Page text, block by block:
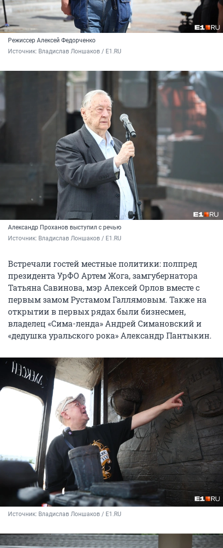
Режиссер Алексей Федорченко
Источник: Владислав Лоншаков / E1.RU
Александр Проханов выступил с речью
Источник: Владислав Лоншаков / E1.RU
Встречали гостей местные политики: полпред
президента УрФО Артем Жога, замгубернатора
Татьяна Савинова, мэр Алексей Орлов вместе с
первым замом Рустамом Галлямовым. Также на
открытии в первых рядах были бизнесмен,
владелец «Сима-ленда» Андрей Симановский и
«дедушка уральского рока» Александр Пантыкин.
Источник: Владислав Лоншаков / E1.RU